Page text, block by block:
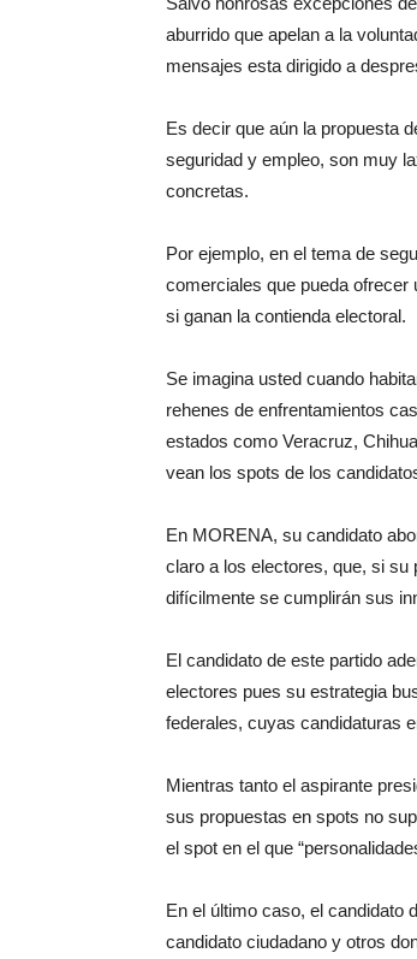
aburrido que apelan a la
mensajes esta dirigido a
Es decir que aún la propuesta
seguridad y empleo, son muy
concretas.
Por ejemplo, en el tema de
comerciales que pueda ofrecer
si ganan la contienda electoral.
Se imagina usted cuando
rehenes de enfrentamientos
estados como Veracruz,
vean los spots de los
En MORENA, su candidato
claro a los electores, que, si su
difícilmente se cumplirán sus
El candidato de este partido
electores pues su estrategia
federales, cuyas candidaturas
Mientras tanto el aspirante
sus propuestas en spots no
el spot en el que
En el último caso, el candidato
candidato ciudadano y otros